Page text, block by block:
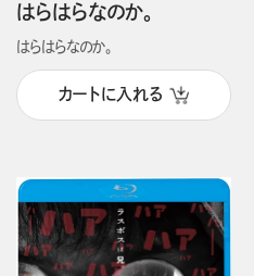
はらはらなのか。
はらはらなのか。
カートに入れる